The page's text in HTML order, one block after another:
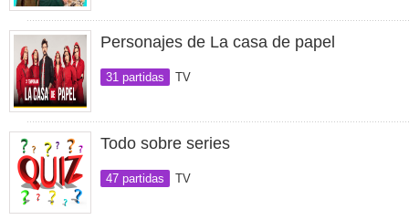
Personajes de La casa de papel
31 partidas TV
Todo sobre series
47 partidas TV